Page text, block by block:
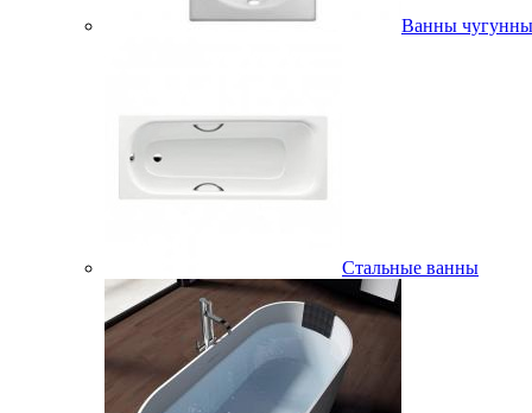
Ванны
Стальные ванны